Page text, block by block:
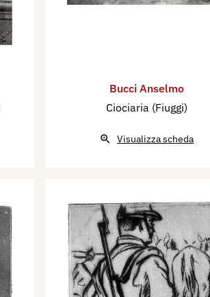
Bucci Anselmo
Ciociaria (Fiuggi)
Visualizza scheda